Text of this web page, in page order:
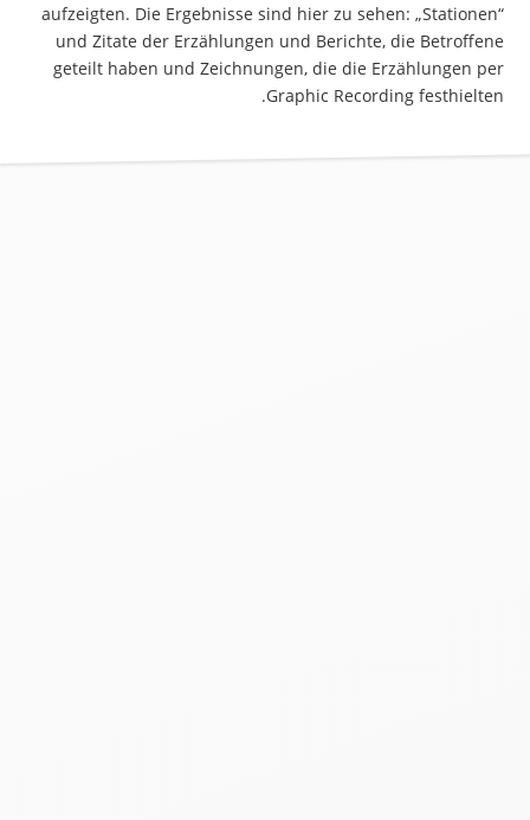
aufzeigten. Die Ergebnisse sind hier zu sehen: „Stationen“
und Zitate der Erzählungen und Berichte, die Betroffene
geteilt haben und Zeichnungen, die die Erzählungen per
Graphic Recording festhielten.